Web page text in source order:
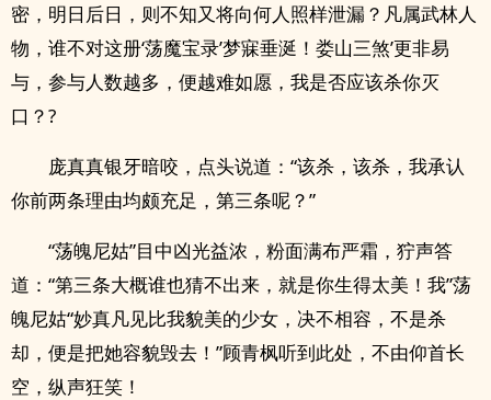
密，明日后日，则不知又将向何人照样泄漏？凡属武林人
物，谁不对这册‘荡魔宝录’梦寐垂涎！娄山三煞’更非易
与，参与人数越多，便越难如愿，我是否应该杀你灭
口？?
庞真真银牙暗咬，点头说道：“该杀，该杀，我承认
你前两条理由均颇充足，第三条呢？”
“荡魄尼姑”目中凶光益浓，粉面满布严霜，狞声答
道：“第三条大概谁也猜不出来，就是你生得太美！我”荡
魄尼姑“妙真凡见比我貌美的少女，决不相容，不是杀
却，便是把她容貌毁去！”顾青枫听到此处，不由仰首长
空，纵声狂笑！